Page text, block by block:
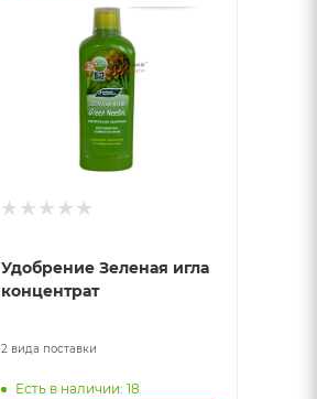
Удобрение Зеленая игла
концентрат
2 вида поставки
Есть в наличии: 18